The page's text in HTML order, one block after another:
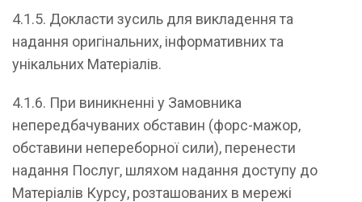
4.1.5. Докласти зусиль для викладення та
надання оригінальних, інформативних та
унікальних Матеріалів.
4.1.6. При виникненні у Замовника
непередбачуваних обставин (форс-мажор,
обставини непереборної сили), перенести
надання Послуг, шляхом надання доступу до
Матеріалів Курсу, розташованих в мережі